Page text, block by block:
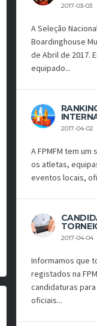
2017-03-03
A Seleção
Boardinghouse
de Abril de 2017.
equipado...
2017-04-02
A FPMFM tem
os atletas,
eventos locais,
2017-04-04
Informamos que
registados na
candidaturas
oficiais...